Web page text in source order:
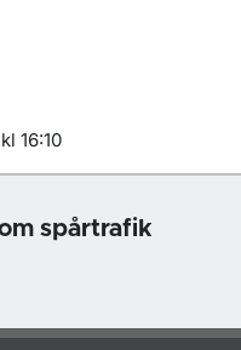
16:10
spårtrafik